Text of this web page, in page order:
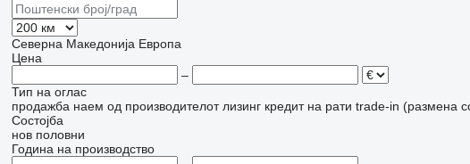
Северна Македонија Европа
Цена
–
Тип на оглас
продажба наем од производителот лизинг кредит на рати trade-in (размена
Состојба
нов половни
Година на производство